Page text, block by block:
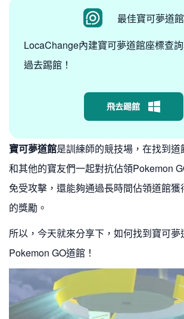
最佳寶可夢道館
LocaChange內建寶可夢道館座標查
過去踢館！
飛去踢館
寶可夢道館是訓練師的競技場，在找到
和其他的寶友們一起對抗佔領Pokemon
免受攻擊，還能夠通過長時間佔領道館
的獎勵。
所以，今天就來分享下，如何找到寶可
Pokemon GO道館！